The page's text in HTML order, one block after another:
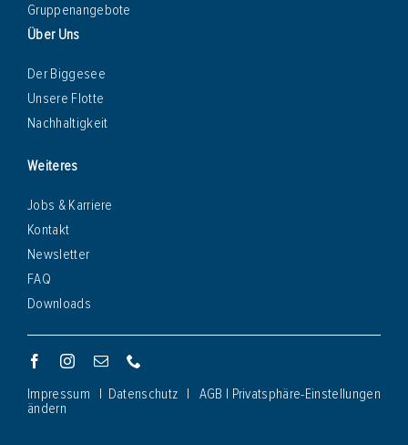
Gruppenangebote
Über Uns
Der Biggesee
Unsere Flotte
Nachhaltigkeit
Weiteres
Jobs & Karriere
Kontakt
Newsletter
FAQ
Downloads
Impressum | Datenschutz | AGB | Privatsphäre-Einstellungen
ändern